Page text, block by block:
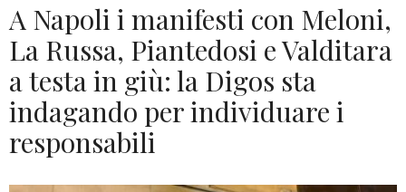
A Napoli i manifesti con Meloni,
La Russa, Piantedosi e Valditara
a testa in giù: la Digos sta
indagando per individuare i
responsabili